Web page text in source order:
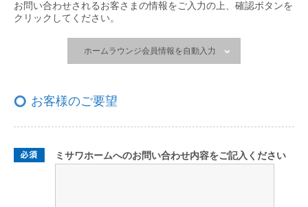
お問い合わせされるお客さまの情報をご入力の上、 確認ボタンを
クリックしてください。
ホームラウンジ会員情報を自動入力
お客様のご要望
ミサワホームへのお問い合わせ内容をご記入ください